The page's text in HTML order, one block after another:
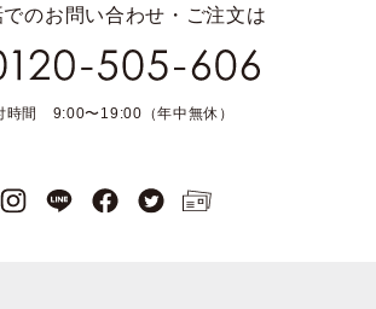
でのお問い合わせ・ご注文は
時間 9:00〜19:00（年中無休）